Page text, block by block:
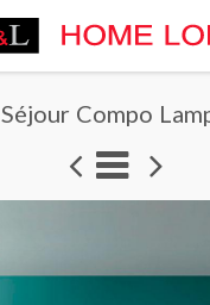
Séjour Compo